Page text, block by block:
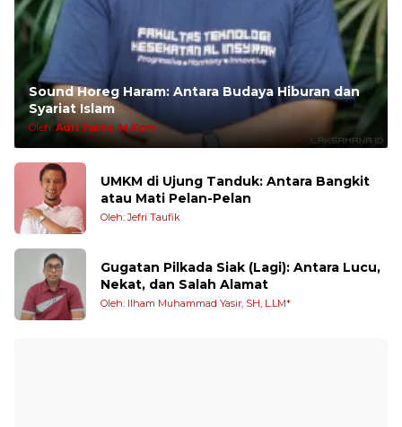
Sound Horeg Haram: Antara Budaya Hiburan dan
Syariat Islam
Oleh:Adri Yanto, M.Kom
UMKM di Ujung Tanduk: Antara Bangkit
atau Mati Pelan-Pelan
Oleh: Jefri Taufik
Gugatan Pilkada Siak (Lagi): Antara Lucu,
Nekat, dan Salah Alamat
Oleh: Ilham Muhammad Yasir, SH, L.LM*